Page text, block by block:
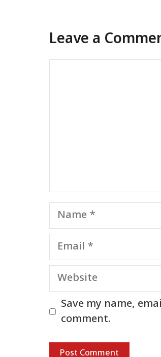
Leave a
Name
Email
Website
Save my name,
comment.